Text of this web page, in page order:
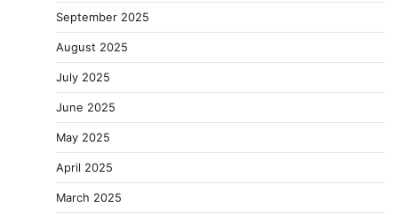
September 2025
August 2025
July 2025
June 2025
May 2025
April 2025
March 2025